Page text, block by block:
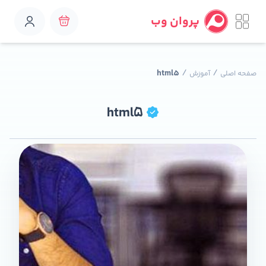
پروان وب
صفحه اصلی /آموزش /
html5
html5